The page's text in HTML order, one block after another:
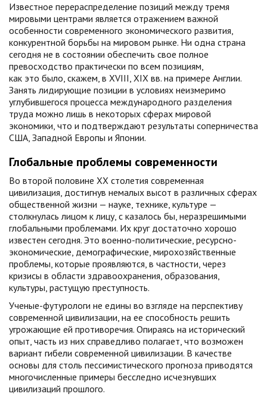
Известное перераспределение позиций между тремя
мировыми центрами является отражением важной
особенности современного экономического развития,
конкурентной борьбы на мировом рынке. Ни одна страна
сегодня не в состоянии обеспечить свое полное
превосходство практически по всем позициям,
как это было, скажем, в XVIII, XIX вв. на примере Англии.
Занять лидирующие позиции в условиях неизмеримо
углубившегося процесса международного разделения
труда можно лишь в некоторых сферах мировой
экономики, что и подтверждают результаты соперничества
США, Западной Европы и Японии.
Глобальные проблемы современности
Во второй половине XX столетия современная
цивилизация, достигнув немалых высот в различных сферах
общественной жизни — науке, технике, культуре —
столкнулась лицом к лицу, с казалось бы, неразрешимыми
глобальными проблемами. Их круг достаточно хорошо
известен сегодня. Это военно-политические, ресурсно-
экономические, демографические, мирохозяйственные
проблемы, которые проявляются, в частности, через
кризисы в области здравоохранения, образования,
культуры, растущую преступность.
Ученые-футурологи не едины во взгляде на перспективу
современной цивилизации, на ее способность решить
угрожающие ей противоречия. Опираясь на исторический
опыт, часть из них справедливо полагает, что возможен
вариант гибели современной цивилизации. В качестве
основы для столь пессимистического прогноза приводятся
многочисленные примеры бесследно исчезнувших
цивилизаций прошлого.